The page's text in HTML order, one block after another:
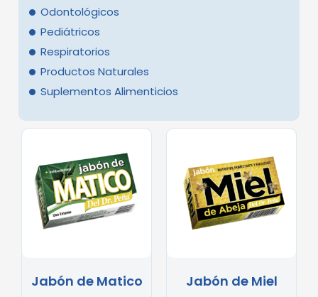
Odontológicos
Pediátricos
Respiratorios
Productos Naturales
Suplementos Alimenticios
Jabón de Matico Jabón de Miel